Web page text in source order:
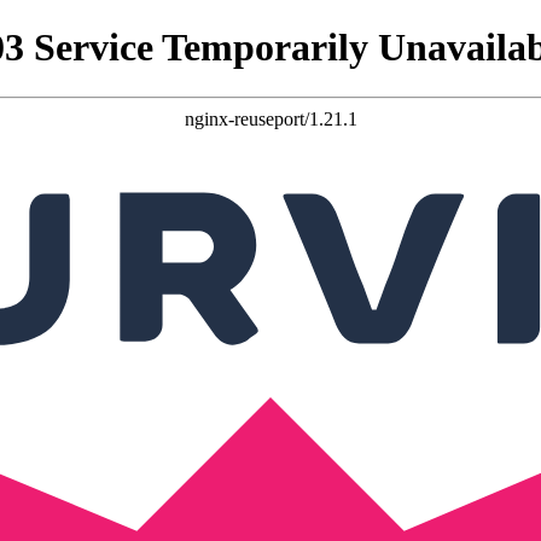
Service Temporarily
nginx-reuseport/1.21.1